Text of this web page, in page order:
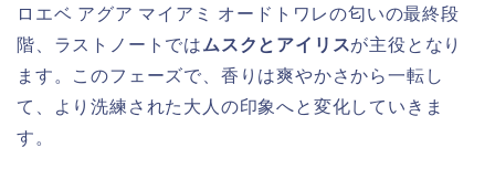
ロエベ アグア マイアミ オードトワレの匂いの最終段
階、ラストノートではムスクとアイリスが主役となり
ます。このフェーズで、香りは爽やかさから一転し
て、より洗練された大人の印象へと変化していきま
す。